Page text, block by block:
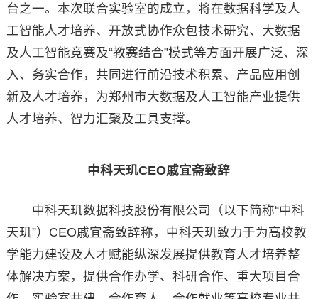
台之一。本次联合实验室的成立，将在数据科学及人
工智能人才培养、开放式协作众包技术研究、大数据
及人工智能竞赛及“教赛结合”模式等方面开展广泛、深
入、务实合作，共同进行前沿技术积累、产品应用创
新及人才培养，为郑州市大数据及人工智能产业提供
人才培养、智力汇聚及工具支撑。
中科天玑CEO戚宜斋致辞
中科天玑数据科技股份有限公司（以下简称“中科
天玑”）CEO戚宜斋致辞称，中科天玑致力于为高校教
学能力建设及人才赋能纵深发展提供教育人才培养整
体解决方案，提供合作办学、科研合作、重大项目合